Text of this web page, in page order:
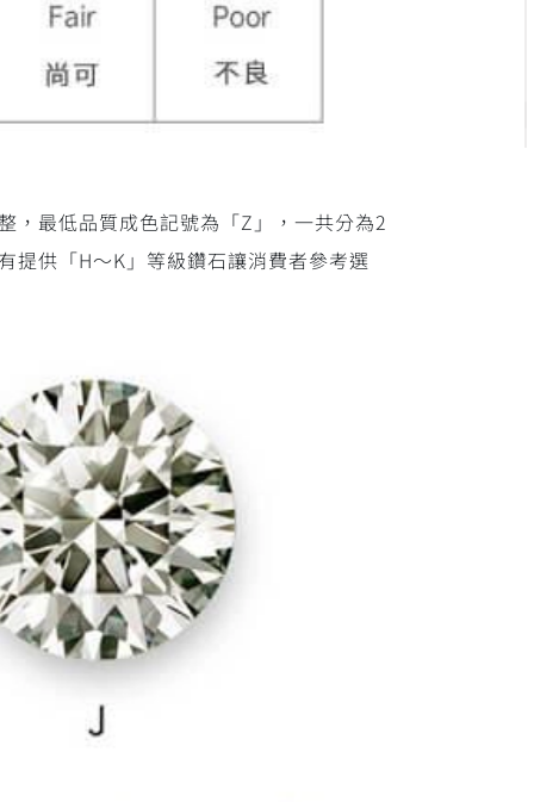
，最低品質成色記號為「Z」，一共分為2
提供「H～K」等級鑽石讓消費者參考選